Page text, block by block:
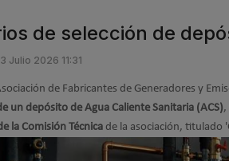
de selección de
Julio 2026 11:31
de Fabricantes de Generadores y
un depósito de Agua Caliente Sanitaria (ACS),
la Comisión Técnica de la asociación, titulado